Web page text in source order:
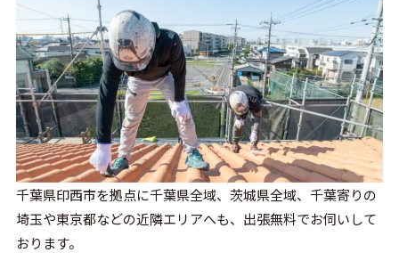
千葉県印西市を拠点に千葉県全域、茨城県全域、千葉寄りの
埼玉や東京都などの近隣エリアへも、出張無料でお伺いして
おります。